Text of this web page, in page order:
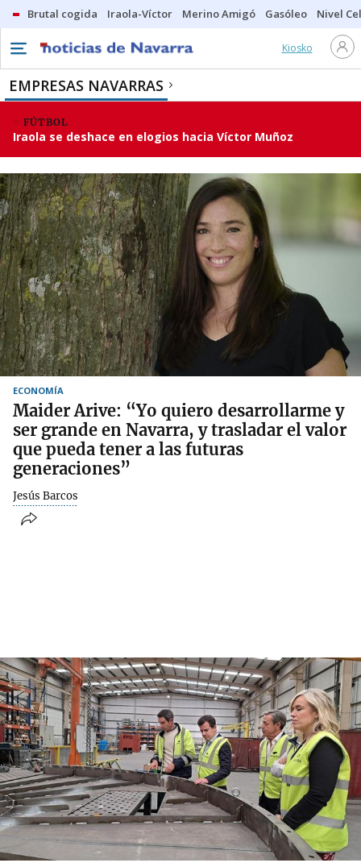
Brutal cogida Iraola-Víctor Merino Amigó Gasóleo Nivel
Kiosko
EMPRESAS NAVARRAS
FÚTBOL
Iraola se deshace en elogios hacia Víctor Muñoz
ECONOMÍA
Maider Arive: “Yo quiero desarrollarme y
ser grande en Navarra, y trasladar el valor
que pueda tener a las futuras
generaciones”
Jesús Barcos